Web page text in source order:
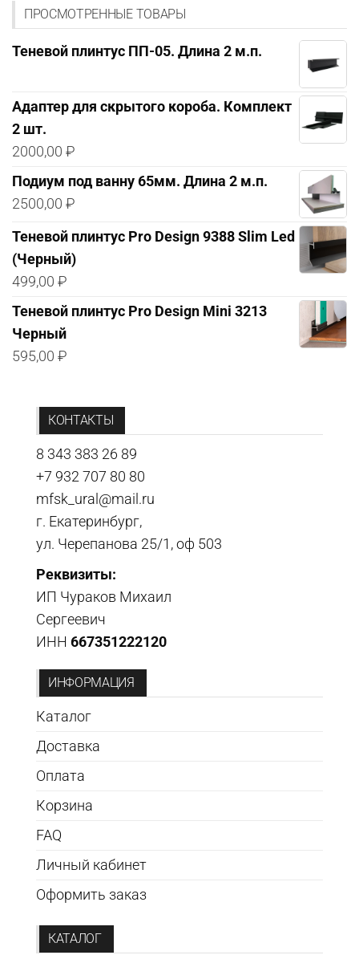
ПРОСМОТРЕННЫЕ ТОВАРЫ
Теневой плинтус ПП-05. Длина 2 м.п.
Адаптер для скрытого короба. Комплект
2 шт.
2000,00 ₽
Подиум под ванну 65мм. Длина 2 м.п.
2500,00 ₽
Теневой плинтус Pro Design 9388 Slim Led
(Черный)
499,00 ₽
Теневой плинтус Pro Design Mini 3213
Черный
595,00 ₽
КОНТАКТЫ
8 343 383 26 89
+7 932 707 80 80
mfsk_ural@mail.ru
г. Екатеринбург,
ул. Черепанова 25/1, оф 503
Реквизиты:
ИП Чураков Михаил
Сергеевич
ИНН 667351222120
ИНФОРМАЦИЯ
Каталог
Доставка
Оплата
Корзина
FAQ
Личный кабинет
Оформить заказ
КАТАЛОГ